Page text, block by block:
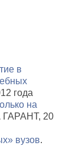
в
года
на
ГАРАНТ, 20
вузов.